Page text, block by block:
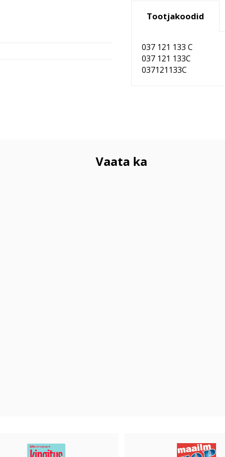
Tootjakoodid
037 121 133 C
037 121 133C
037121133C
Vaata ka